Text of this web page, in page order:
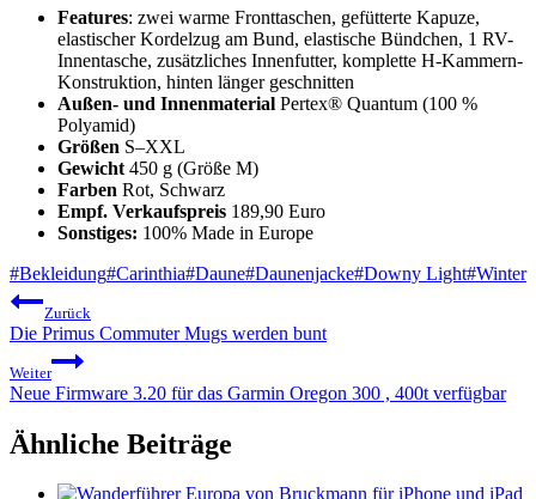
Features: zwei warme Fronttaschen, gefütterte Kapuze,
elastischer Kordelzug am Bund, elastische Bündchen, 1 RV-
Innentasche, zusätzliches Innenfutter, komplette H-Kammern-
Konstruktion, hinten länger geschnitten
Außen- und Innenmaterial Pertex® Quantum (100 %
Polyamid)
Größen S–XXL
Gewicht 450 g (Größe M)
Farben Rot, Schwarz
Empf. Verkaufspreis 189,90 Euro
Sonstiges: 100% Made in Europe
Schlagworte:
#Bekleidung#Carinthia#Daune#Daunenjacke#Downy Light#Winter
Beitragsnavigation
Zurück
Die Primus Commuter Mugs werden bunt
Weiter
Neue Firmware 3.20 für das Garmin Oregon 300 , 400t verfügbar
Ähnliche Beiträge